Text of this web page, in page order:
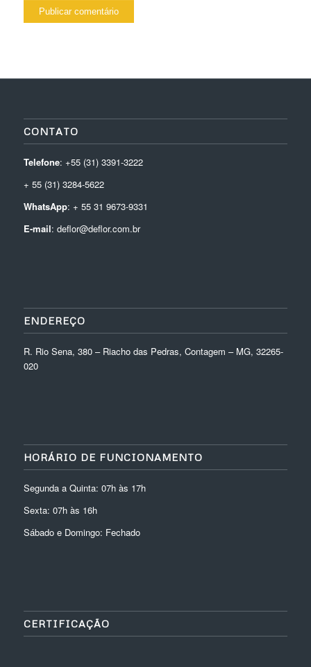
CONTATO
Telefone: +55 (31) 3391-3222
+ 55 (31) 3284-5622
WhatsApp: + 55 31 9673-9331
E-mail: deflor@deflor.com.br
ENDEREÇO
R. Rio Sena, 380 – Riacho das Pedras, Contagem – MG, 32265-
020
HORÁRIO DE FUNCIONAMENTO
Segunda a Quinta: 07h às 17h
Sexta: 07h às 16h
Sábado e Domingo: Fechado
CERTIFICAÇÃO